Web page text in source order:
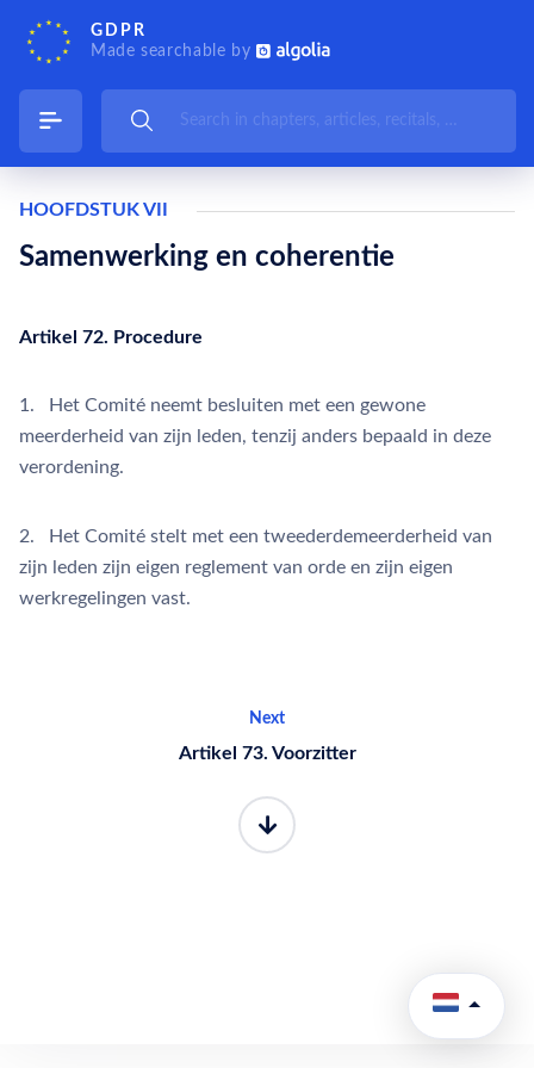
GDPR
Made searchable by
HOOFDSTUK VII
Samenwerking en coherentie
Artikel 72. Procedure
1. Het Comité neemt besluiten met een gewone
meerderheid van zijn leden, tenzij anders bepaald in deze
verordening.
2. Het Comité stelt met een tweederdemeerderheid van
zijn leden zijn eigen reglement van orde en zijn eigen
werkregelingen vast.
Next
Artikel 73. Voorzitter